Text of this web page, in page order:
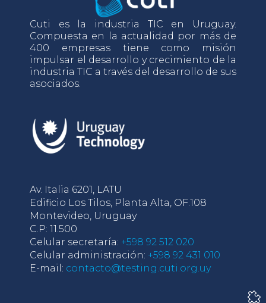
Cuti es la industria TIC en Uruguay.
Compuesta en la actualidad por más de
400 empresas tiene como misión
impulsar el desarrollo y crecimiento de la
industria TIC a través del desarrollo de sus
asociados.
Av. Italia 6201, LATU
Edificio Los Tilos, Planta Alta, OF.108
Montevideo, Uruguay
C.P: 11.500
Celular secretaría: +598 92 512 020
Celular administración: +598 92 431 010
E-mail: contacto@testing.cuti.org.uy